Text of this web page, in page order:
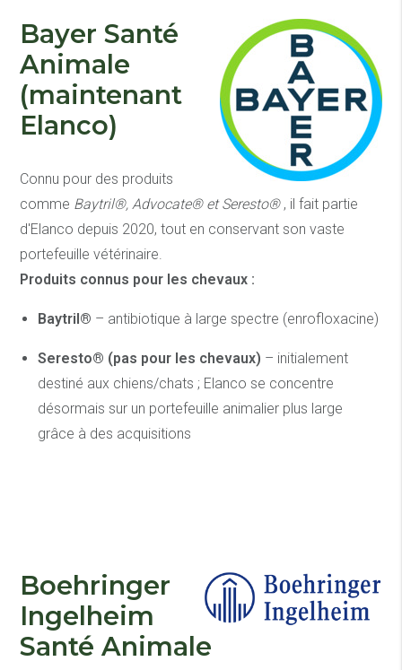
Bayer Santé
Animale
(maintenant
Elanco)
Connu pour des produits
comme Baytril®, Advocate® et Seresto®, il fait partie
d'Elanco depuis 2020, tout en conservant son vaste
portefeuille vétérinaire.
Produits connus pour les chevaux :
Baytril® – antibiotique à large spectre (enrofloxacine)
Seresto® (pas pour les chevaux) – initialement
destiné aux chiens/chats ; Elanco se concentre
désormais sur un portefeuille animalier plus large
grâce à des acquisitions
Boehringer
Ingelheim
Santé Animale